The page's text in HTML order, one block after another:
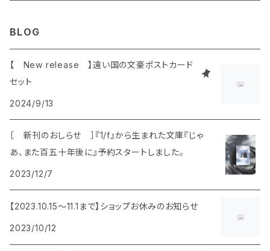
BLOG
【 New release 】遠い国の文豪ポストカード
セット
2024/9/13
［ 新刊のおしらせ ］『1/f』から生まれた文庫『じゃ
あ、また百五十年後に』予約スタートしました。
2023/12/7
【2023.10.15〜11.1まで】ショップお休みのお知らせ
2023/10/12